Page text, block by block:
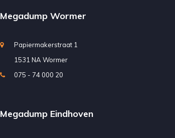
Megadump Wormer
Papiermakerstraat 1
1531 NA Wormer
075 - 74 000 20
Megadump Eindhoven